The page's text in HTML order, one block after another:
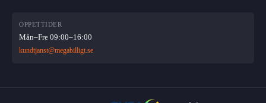
ÖPPETTIDER
Mån–Fre 09:00–16:00
kundtjanst@megabilligt.se